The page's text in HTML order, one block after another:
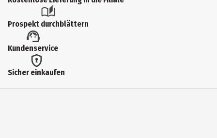
Prospekt durchblättern
Kundenservice
Sicher einkaufen